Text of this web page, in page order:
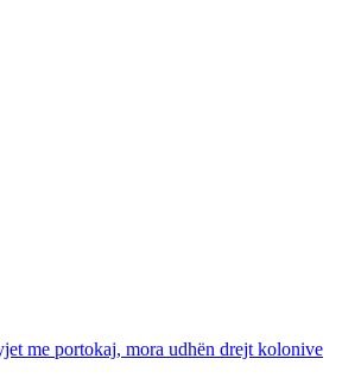
me portokaj, mora udhën drejt kolonive